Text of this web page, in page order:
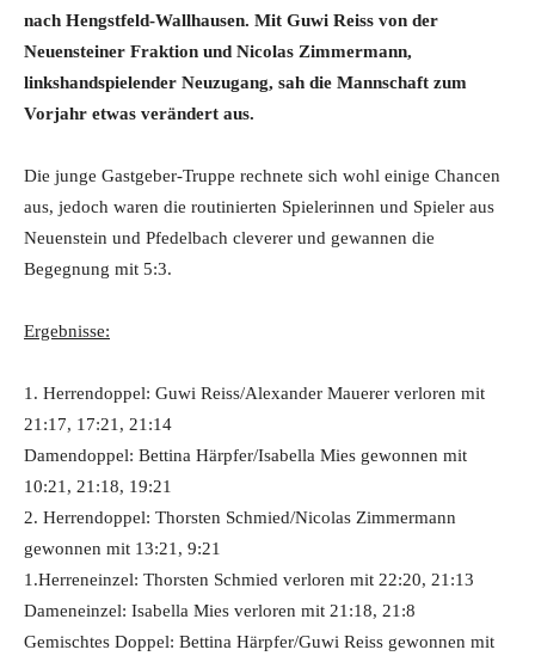
nach Hengstfeld-Wallhausen. Mit Guwi Reiss von der
Neuensteiner Fraktion und Nicolas Zimmermann,
linkshandspielender Neuzugang, sah die Mannschaft zum
Vorjahr etwas verändert aus.
Die junge Gastgeber-Truppe rechnete sich wohl einige Chancen
aus, jedoch waren die routinierten Spielerinnen und Spieler aus
Neuenstein und Pfedelbach cleverer und gewannen die
Begegnung mit 5:3.
Ergebnisse:
1. Herrendoppel: Guwi Reiss/Alexander Mauerer verloren mit
21:17, 17:21, 21:14
Damendoppel: Bettina Härpfer/Isabella Mies gewonnen mit
10:21, 21:18, 19:21
2. Herrendoppel: Thorsten Schmied/Nicolas Zimmermann
gewonnen mit 13:21, 9:21
1.Herreneinzel: Thorsten Schmied verloren mit 22:20, 21:13
Dameneinzel: Isabella Mies verloren mit 21:18, 21:8
Gemischtes Doppel: Bettina Härpfer/Guwi Reiss gewonnen mit